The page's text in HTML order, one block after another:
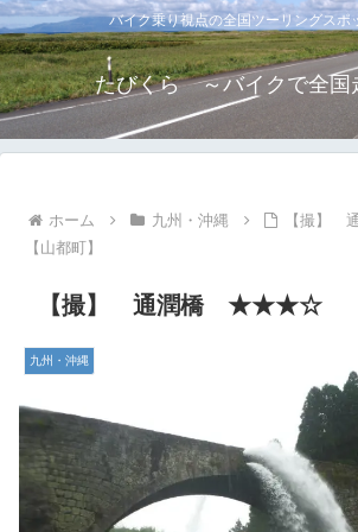
バイク乗り視点の全国ツーリングスポ
たびくら ～バイクで全国
ホーム 九州・沖縄
【撮
【山都町】
【撮】 通潤橋 ★★★☆ 【
九州・沖縄